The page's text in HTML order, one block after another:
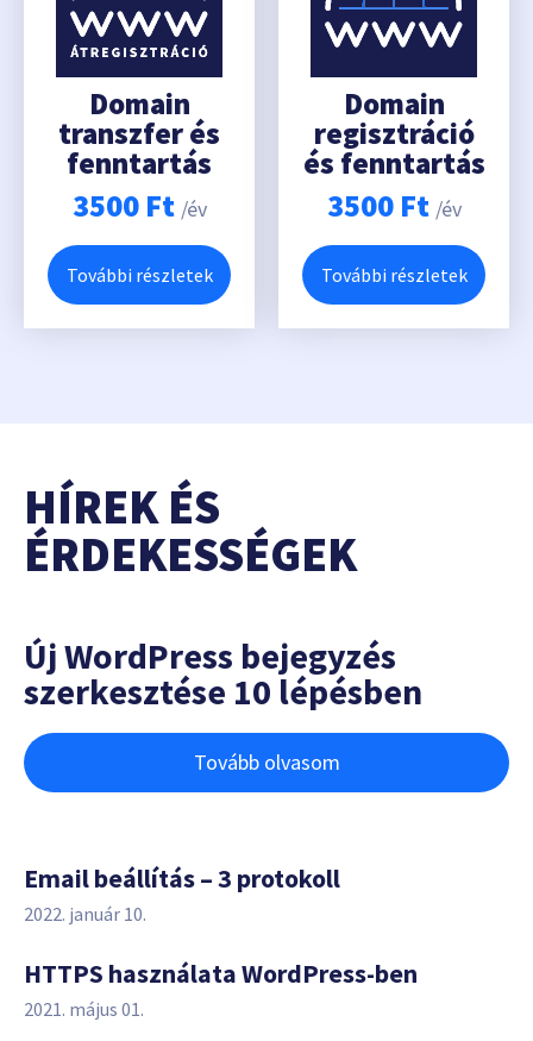
Domain
transzfer és
fenntartás
3500 Ft /év
További részletek
Domain
regisztráció
és fenntartás
3500 Ft /év
További részletek
HÍREK ÉS
ÉRDEKESSÉGEK
Új WordPress bejegyzés
szerkesztése 10 lépésben
Tovább olvasom
Email beállítás – 3 protokoll
2022. január 10.
HTTPS használata WordPress-ben
2021. május 01.